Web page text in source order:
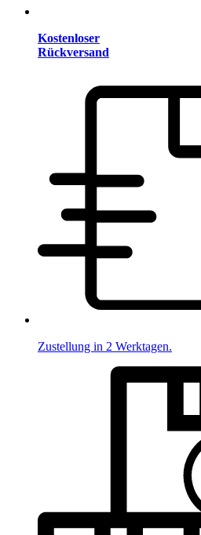
Kostenloser
Rückversand
Zustellung in 2 Werktagen.